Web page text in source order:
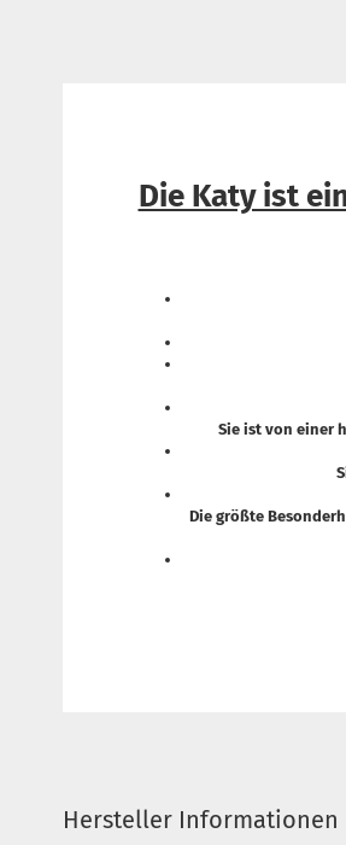
Die Katy ist
Sie ist von einer
Die größte
Hersteller Informationen